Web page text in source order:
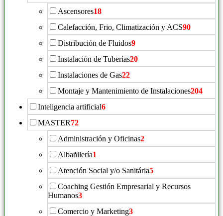
Ascensores18
Calefacción, Frio, Climatización y ACS90
Distribución de Fluidos9
Instalación de Tuberías20
Instalaciones de Gas22
Montaje y Mantenimiento de Instalaciones204
Inteligencia artificial6
MASTER72
Administración y Oficinas2
Albañilería1
Atención Social y/o Sanitária5
Coaching Gestión Empresarial y Recursos
Humanos3
Comercio y Marketing3